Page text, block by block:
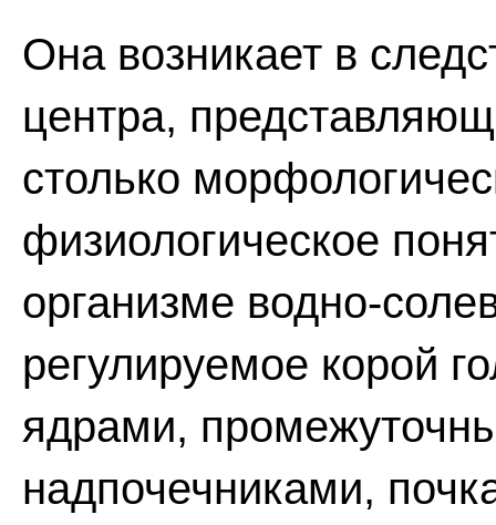
Она возникает в
центра,
столько
физиологическое
организме водно-
регулируемое корой
ядрами,
надпочечниками,